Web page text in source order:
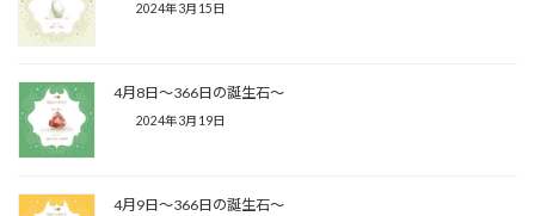
2024年3月15日
4月8日〜366日の誕生石〜
2024年3月19日
4月9日〜366日の誕生石〜